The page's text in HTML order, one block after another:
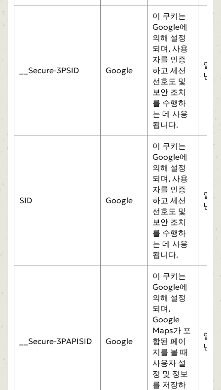
__Secure-3PSID Google
이 쿠키는
Google에
의해 설정
되며, 사용
자를 인증
하고 세션
선호도 및
보안 조치
를 수행하
는 데 사용
됩니다.
일
년
SID Google
이 쿠키는
Google에
의해 설정
되며, 사용
자를 인증
하고 세션
선호도 및
보안 조치
를 수행하
는 데 사용
됩니다.
일
년
__Secure-3PAPISID Google
이 쿠키는
Google에
의해 설정
되며,
Google
Maps가 포
함된 페이
지를 볼 때
사용자 설
정 및 정보
를 저장하
일
년